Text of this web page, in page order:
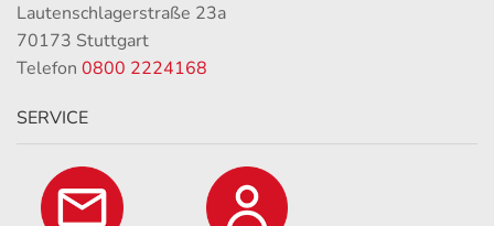
Lautenschlagerstraße 23a
70173 Stuttgart
Telefon 0800 2224168
SERVICE